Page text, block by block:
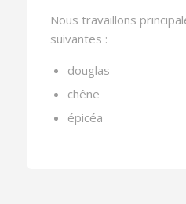
Nous travaillons
suivantes :
douglas
chêne
épicéa